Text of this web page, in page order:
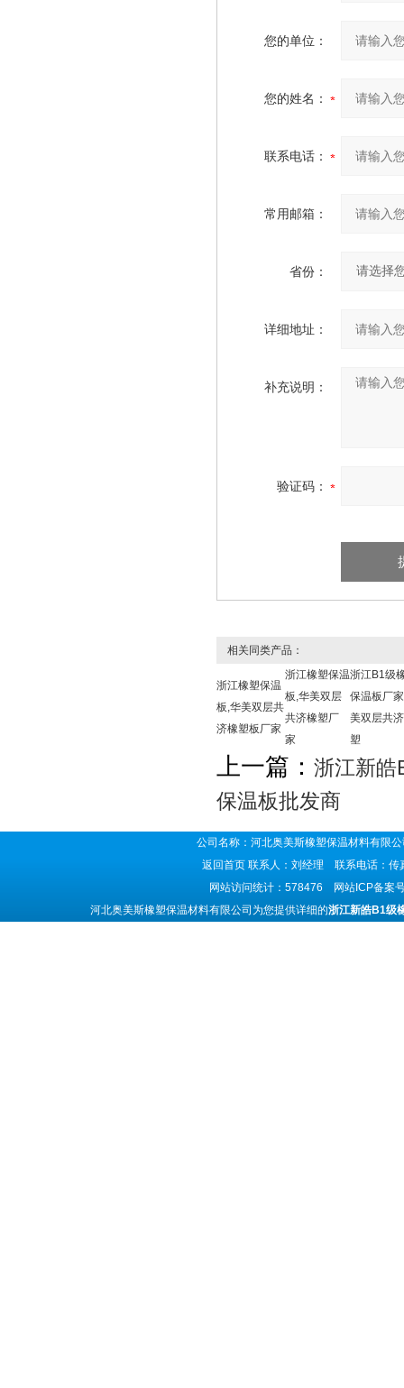
您的单位：
您的姓名：
联系电话：
常用邮箱：
省份：
详细地址：
补充说明：
验证码：
相关同类产品：
浙江橡塑保温
板,华美双层共
济橡塑板厂家
浙江橡塑保温
板,华美双层
共济橡塑厂
家
浙江B1级
保温板厂
美双层共
塑
上一篇： 浙江新皓
保温板批发商
公司名称：河北奥美斯橡塑保温材料有
返回首页 联系人：刘经理 联系电话：
网站访问统计：578476 网站ICP备案
河北奥美斯橡塑保温材料有限公司为您提供详细的浙江新皓B1级